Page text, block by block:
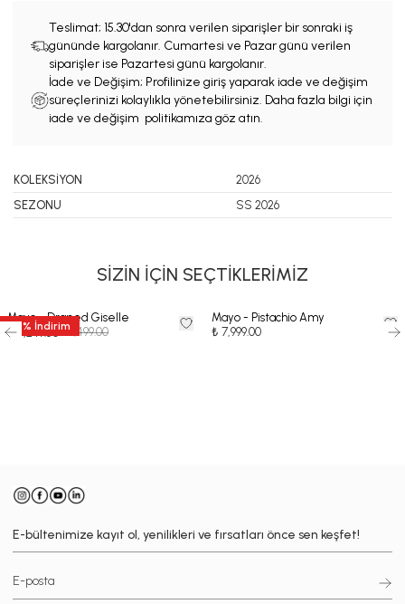
Teslimat; 15.30'dan sonra verilen siparişler bir sonraki iş
gününde kargolanır. Cumartesi ve Pazar günü verilen
siparişler ise Pazartesi günü kargolanır.
İade ve Değişim; Profilinize giriş yaparak iade ve değişim
süreçlerinizi kolaylıkla yönetebilirsiniz. Daha fazla bilgi için
iade ve değişim politikamıza göz atın.
KOLEKSİYON
2026
SEZONU
SS 2026
SİZİN İÇİN SEÇTİKLERİMİZ
50 % İndirim
Mayo - Draped Giselle
₺ 4,249.50₺ 8,499.00
Mayo - Pistachio Amy
₺ 7,999.00
E-bültenimize kayıt ol, yenilikleri ve fırsatları önce sen keşfet!